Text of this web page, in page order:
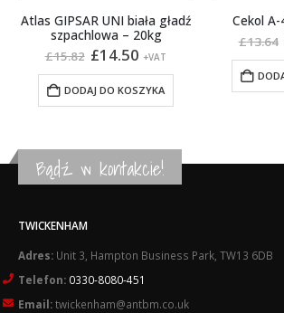
Atlas GIPSAR UNI biała gładź
szpachlowa – 20kg
£15.82 Pierwotna
wynosiła:
£15.82.
£14.50 Aktualna
wynosi:
£14.50.
+VAT
DODAJ DO KOSZYKA
Cekol
£13.64
Bądź w kontakcie!
TWICKENHAM
Adres: Unit 3, Hampton Business Park, TW13 6DB
Telefon: 0330-8080-451
Email:twickenham@antbm.co.uk